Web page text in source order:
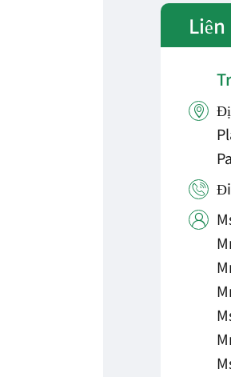
Liên


